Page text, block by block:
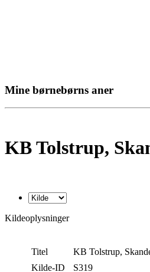
Mine børnebørns aner
KB Tolstrup,
Kildeoplysninger
Titel
KB Tolstrup,
Kilde-ID
S319